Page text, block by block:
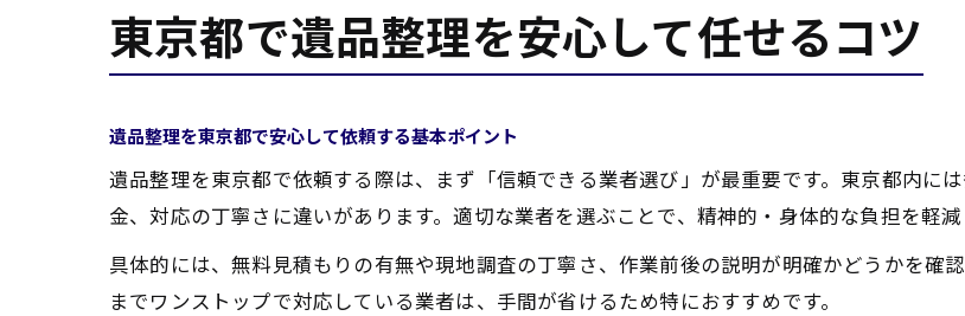
遺品整理で優良業者を東京都で選ぶ判断
東京都の遺品整理業者比較と口コミ活用
遺品整理でトラブルを防ぐ東京都のポイ
東京都で遺品整理の明朗会計を確認する
優良な遺品整理業者を見抜くポイント
遺品整理の優良業者を東京都で見分ける
東京都で遺品整理を安心して任せるコツ
遺品整理を東京都で安心して依頼する基本ポイント
遺品整理を東京都で依頼する際は、まず「信頼できる業者選び」が最重要です。東京都内に
金、対応の丁寧さに違いがあります。適切な業者を選ぶことで、精神的・身体的な負担を軽
具体的には、無料見積もりの有無や現地調査の丁寧さ、作業前後の説明が明確かどうかを確
までワンストップで対応している業者は、手間が省けるため特におすすめです。